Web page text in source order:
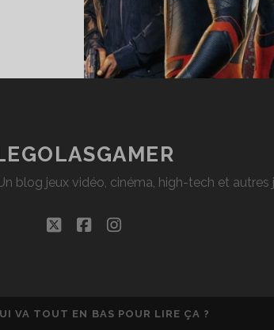
blog jeux vidéo, cinéma, high-tech et autres
twitterfacebookinstagram
VA TOUT EN BAS POUR LIRE ÇA ?